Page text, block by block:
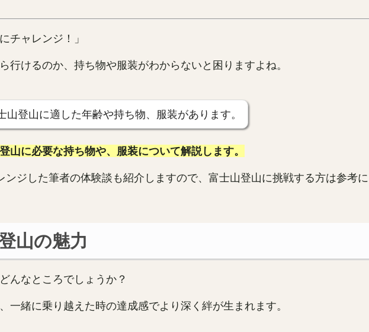
チャレンジ！」
行けるのか、持ち物や服装がわからないと困りますよね。
山登山に適した年齢や持ち物、服装があります。
山に必要な持ち物や、服装について解説します。
ジした筆者の体験談も紹介しますので、富士山登山に挑戦する方は参考に
山の魅力
んなところでしょうか？
一緒に乗り越えた時の達成感でより深く絆が生まれます。